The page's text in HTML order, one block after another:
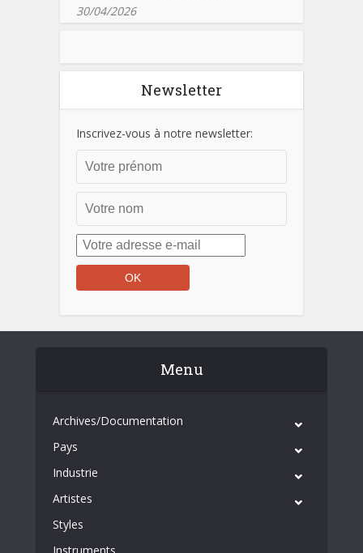
30/04/2026
Newsletter
Inscrivez-vous à notre newsletter:
Menu
Archives/Documentation
Pays
Industrie
Artistes
Styles